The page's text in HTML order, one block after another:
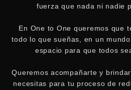
fuerza que nada ni nadie
En One to One queremos que
todo lo que sueñas, en un
espacio para que todos
Queremos acompañarte y
necesitas para tu proceso de